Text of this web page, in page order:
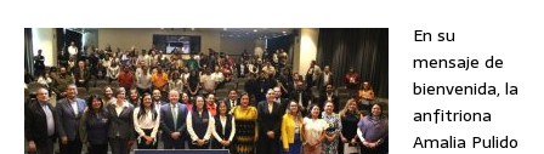
En su
mensaje de
bienvenida, la
anfitriona
Amalia Pulido